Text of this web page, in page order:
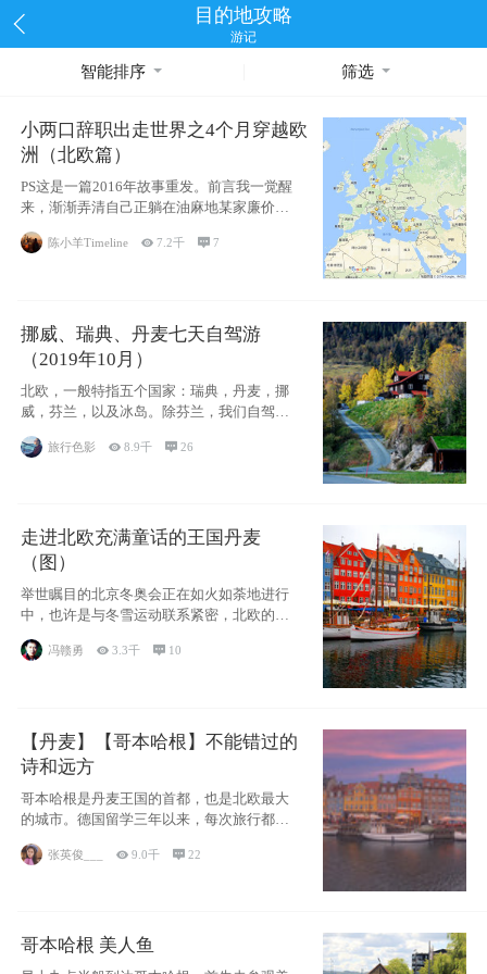
目的地攻略
游记
智能排序 筛选
小两口辞职出走世界之4个月穿越欧
洲（北欧篇）
PS这是一篇2016年故事重发。前言我一觉醒
来，渐渐弄清自己正躺在油麻地某家廉价宾
馆
陈小羊Timeline 7.2千 7
挪威、瑞典、丹麦七天自驾游
（2019年10月）
北欧，一般特指五个国家：瑞典，丹麦，挪
威，芬兰，以及冰岛。除芬兰，我们自驾游
旅行色影 8.9千 26
走进北欧充满童话的王国丹麦
（图）
举世瞩目的北京冬奥会正在如火如荼地进行
中，也许是与冬雪运动联系紧密，北欧的一
些国家因
冯赣勇 3.3千  10
【丹麦】【哥本哈根】不能错过的
诗和远方
哥本哈根是丹麦王国的首都，也是北欧最大
的城市。德国留学三年以来，每次旅行都是
张英俊___ 9.0千 22
哥本哈根 美人鱼